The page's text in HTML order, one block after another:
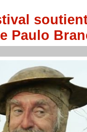
Paulo